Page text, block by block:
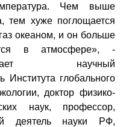
Чем выше
тем хуже поглощается
океаном, и он больше
в атмосфере», -
научный
Института глобального
доктор физико-
наук, профессор,
деятель науки РФ,